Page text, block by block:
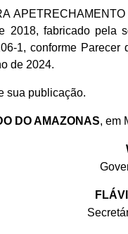
fabricado pela
1, conforme
de 2024.
sua publicação.
DO AMAZONAS, em